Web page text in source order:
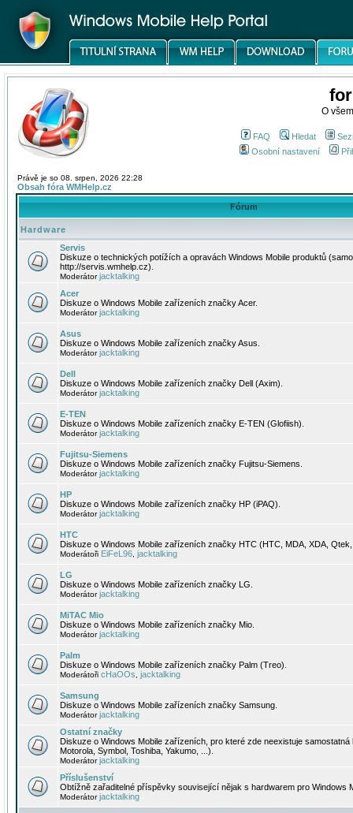
O
FAQ Hledat
Osobní nastavení
Právě je so 08. srpen, 2026 22:28
Obsah fóra WMHelp.cz
Fórum
Hardware
Servis
Diskuze o technických potížích a opravách Windows Mobile produktů
http://servis.wmhelp.cz).
Moderátorjacktalking
Acer
Diskuze o Windows Mobile zařízeních značky Acer.
Moderátorjacktalking
Asus
Diskuze o Windows Mobile zařízeních značky Asus.
Moderátorjacktalking
Dell
Diskuze o Windows Mobile zařízeních značky Dell (Axim).
Moderátorjacktalking
E-TEN
Diskuze o Windows Mobile zařízeních značky E-TEN (Glofiish).
Moderátorjacktalking
Fujitsu-Siemens
Diskuze o Windows Mobile zařízeních značky Fujitsu-Siemens.
Moderátorjacktalking
HP
Diskuze o Windows Mobile zařízeních značky HP (iPAQ).
Moderátorjacktalking
HTC
Diskuze o Windows Mobile zařízeních značky HTC (HTC, MDA, XDA,
Moderátoři EiFeL96 jacktalking
LG
Diskuze o Windows Mobile zařízeních značky LG.
Moderátorjacktalking
MiTAC Mio
Diskuze o Windows Mobile zařízeních značky Mio.
Moderátorjacktalking
Palm
Diskuze o Windows Mobile zařízeních značky Palm (Treo).
Moderátoři cHaOOs jacktalking
Samsung
Diskuze o Windows Mobile zařízeních značky Samsung.
Moderátorjacktalking
Ostatní značky
Diskuze o Windows Mobile zařízeních, pro které zde neexistuje
Motorola, Symbol, Toshiba, Yakumo, ...).
Moderátorjacktalking
Příslušenství
Obtížně zařaditelné příspěvky související nějak s hardwarem pro Windows
Moderátorjacktalking